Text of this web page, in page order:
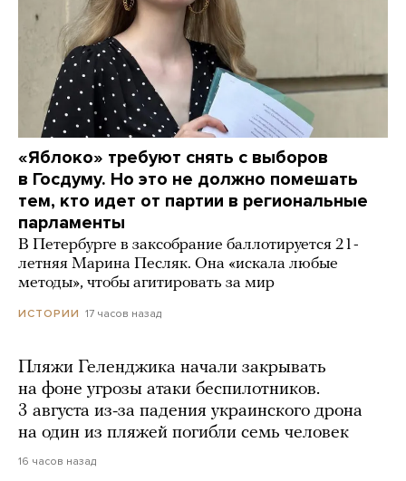
«Яблоко» требуют снять с выборов
в Госдуму. Но это не должно помешать
тем, кто идет от партии в региональные
парламенты
В Петербурге в заксобрание баллотируется 21-
летняя Марина Песляк. Она «искала любые
методы», чтобы агитировать за мир
ИСТОРИИ 17 часов назад
Пляжи Геленджика начали закрывать
на фоне угрозы атаки беспилотников.
3 августа из-за падения украинского дрона
на один из пляжей погибли семь человек
16 часов назад